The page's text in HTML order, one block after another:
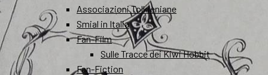
Associazioni Tolkieniane
Smial in Italia
Fan-Film
Sulle Tracce dei Kiwi Hobbit
Fan-Fiction